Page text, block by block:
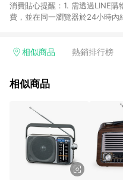
消費貼心提醒：1. 需透過LINE購
費，並在同一瀏覽器於24小時內
4. 不具回饋資格種類商品：電子
錄，相關問題請於保留時間內聯
提供簡單、快速、輕鬆的購物流
話題性或期間限定商品來滿足您
相似商品 熱銷排行榜
相似商品